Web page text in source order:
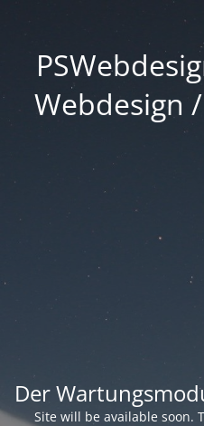
Webdesign
Der
Site will be available soon.